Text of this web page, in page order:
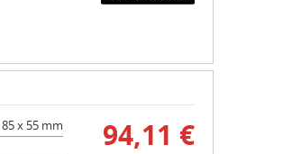
94,11 €
85 x 55 mm